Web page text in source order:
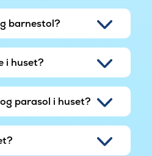
barnestol?
i huset?
parasol i huset?